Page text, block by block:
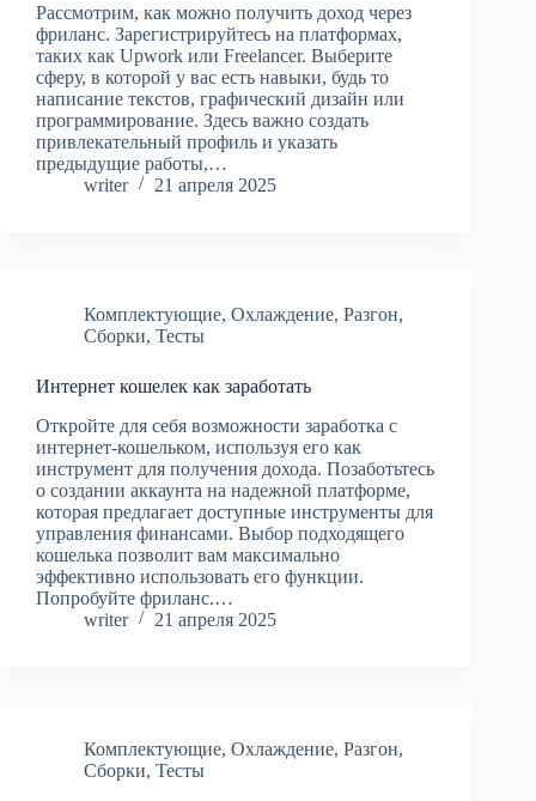
Рассмотрим, как можно получить доход через
фриланс. Зарегистрируйтесь на платформах,
таких как Upwork или Freelancer. Выберите
сферу, в которой у вас есть навыки, будь то
написание текстов, графический дизайн или
программирование. Здесь важно создать
привлекательный профиль и указать
предыдущие работы,…
writer
21 апреля 2025
Комплектующие, Охлаждение, Разгон,
Сборки, Тесты
Интернет кошелек как заработать
Откройте для себя возможности заработка с
интернет-кошельком, используя его как
инструмент для получения дохода. Позаботьтесь
о создании аккаунта на надежной платформе,
которая предлагает доступные инструменты для
управления финансами. Выбор подходящего
кошелька позволит вам максимально
эффективно использовать его функции.
Попробуйте фриланс.…
writer
21 апреля 2025
Комплектующие, Охлаждение, Разгон,
Сборки, Тесты